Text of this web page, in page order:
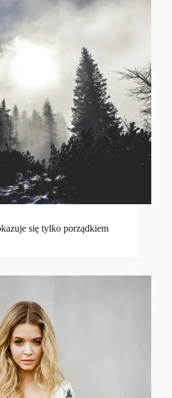
się tylko porządkiem